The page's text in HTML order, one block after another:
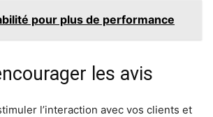
pour plus de performance
les avis
l’interaction avec vos clients et